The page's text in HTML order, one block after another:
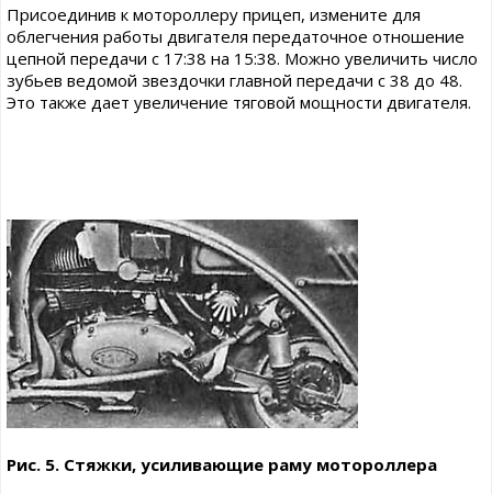
Присоединив к мотороллеру прицеп, измените для
облегчения работы двигателя передаточное отношение
цепной передачи с 17:38 на 15:38. Можно увеличить число
зубьев ведомой звездочки главной передачи с 38 до 48.
Это также дает увеличение тяговой мощности двигателя.
Рис. 5. Стяжки, усиливающие раму мотороллера